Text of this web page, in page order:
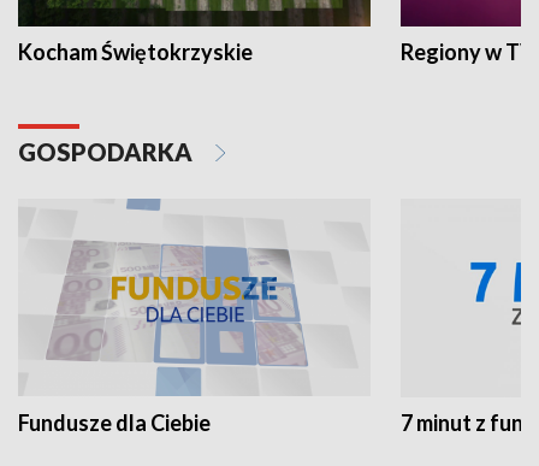
Kocham Świętokrzyskie Regiony w
GOSPODARKA
Fundusze dla Ciebie 7 minut z